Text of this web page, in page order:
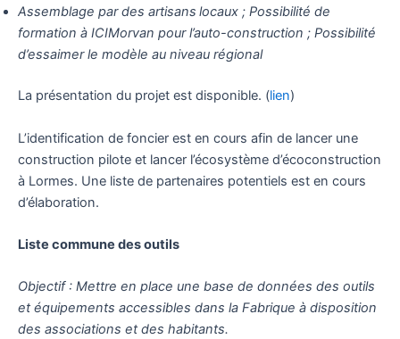
Assemblage par des artisans locaux ; Possibilité de
formation à ICIMorvan pour l’auto-construction ; Possibilité
d’essaimer le modèle au niveau régional
La présentation du projet est disponible. (lien)
L’identification de foncier est en cours afin de lancer une
construction pilote et lancer l’écosystème d’écoconstruction
à Lormes. Une liste de partenaires potentiels est en cours
d’élaboration.
Liste commune des outils
Objectif : Mettre en place une base de données des outils
et équipements accessibles dans la Fabrique à disposition
des associations et des habitants.